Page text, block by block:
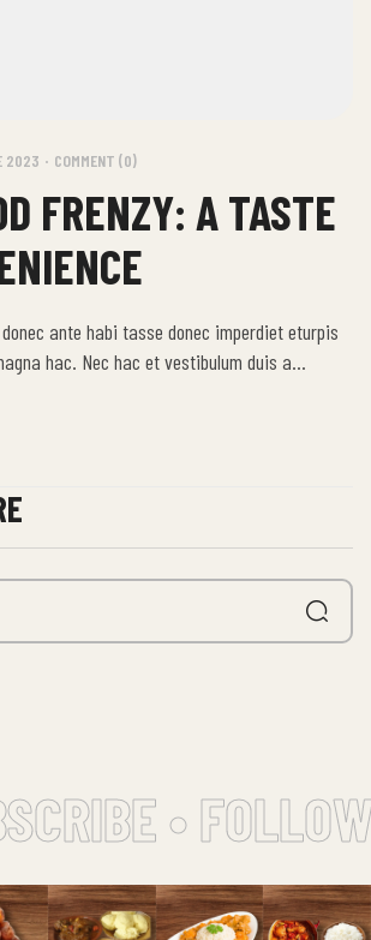
2023 COMMENT (0)
FRENZY: A TASTE
ante habi tasse donec imperdiet eturpis
hac. Nec hac et vestibulum duis a
euismod adipiscing adipiscing dui gravida
•